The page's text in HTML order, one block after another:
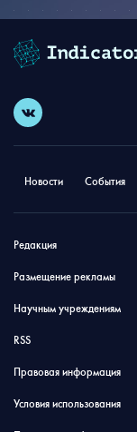
Новости События
Редакция
Размещение рекламы
Научным учреждениям
RSS
Правовая информация
Условия использования